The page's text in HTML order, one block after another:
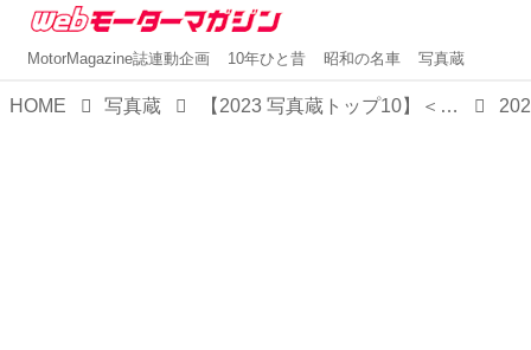
MotorMagazine誌連動企画 10年ひと昔 昭和の名車 写真蔵
HOME 写真蔵 【2023 写真蔵トップ10】＜第4位＞これが最終進化形態か？ 日産 GT-R 2024年モデル